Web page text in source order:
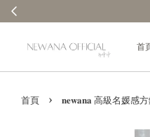
首
首頁 › 𝐧𝐞𝐰𝐚𝐧𝐚 高級名媛感